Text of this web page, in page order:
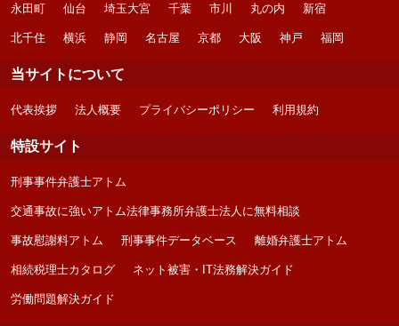
永田町 仙台 埼玉大宮 千葉 市川 丸の内 新宿
北千住 横浜 静岡 名古屋 京都 大阪 神戸 福岡
当サイトについて
代表挨拶 法人概要 プライバシーポリシー 利用規約
特設サイト
刑事事件弁護士アトム
交通事故に強いアトム法律事務所弁護士法人に無料相談
事故慰謝料アトム 刑事事件データベース 離婚弁護士アトム
相続税理士カタログ ネット被害・IT法務解決ガイド
労働問題解決ガイド